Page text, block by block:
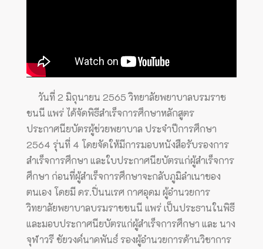
วันที่ 2 มิถุนายน 2565 วิทยาลัยพยาบาลบรมราช
ชนนี แพร่ ได้จัดพิธีสำเร็จการศึกษาหลักสูตร
ประกาศนียบัตรผู้ช่วยพยาบาล ประจำปีการศึกษา
2564 รุ่นที่ 4 โดยจัดให้มีการมอบหนังสือรับรองการ
สำเร็จการศึกษา และใบประกาศนียบัตรแก่ผู้สำเร็จการ
ศึกษา ก่อนที่ผู้สำเร็จการศึกษาจะกลับภูมิลำเนาของ
ตนเอง โดยมี ดร.ปิ่นนเรศ กาศอุดม ผู้อำนวยการ
วิทยาลัยพยาบาลบรมราชชนนี แพร่ เป็นประธานในพิธี
และมอบประกาศนียบัตรแก่ผู้สำเร็จการศึกษา และ นาง
จุฬาวรี ชัยวงค์นาคพันธ์ รองผู้อำนวยการด้านวิชาการ